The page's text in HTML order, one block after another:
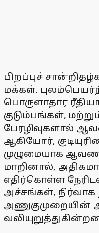
பிறப்புச்
மக்கள்,
பொருளாதார
குடும்பங்கள்,
பேரழிவுகளால்
ஆகியோர்,
முழுமையாக
மாறினால்,
எதிர்கொள்ள
அச்சங்கள், நிர்வாக
அணுகுமுறையின்